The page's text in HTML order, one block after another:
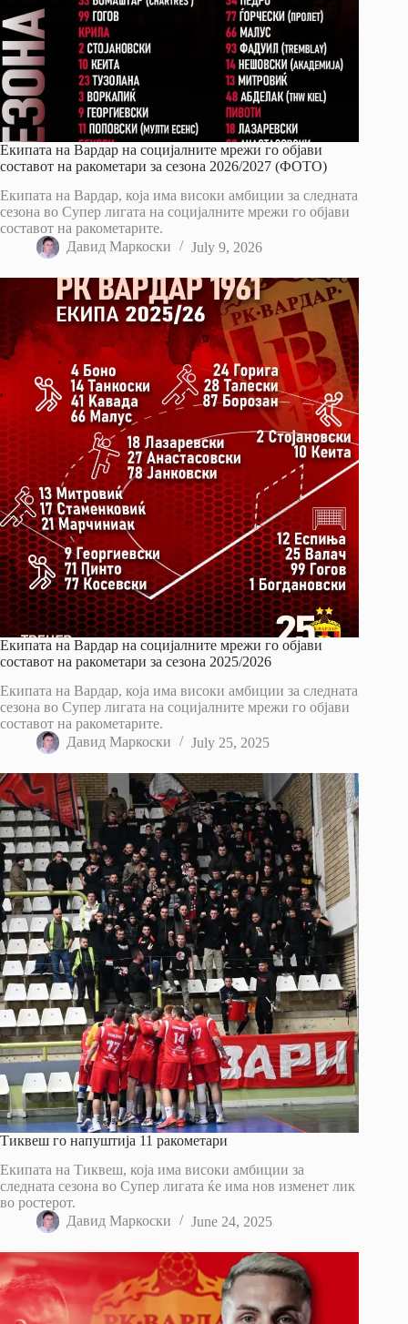
Екипата на Вардар на социјалните мрежи го објави
составот на ракометари за сезона 2026/2027 (ФОТО)
Екипата на Вардар, која има високи амбиции за следната
сезона во Супер лигата на социјалните мрежи го објави
составот на ракометарите.
Давид Маркоски
July 9, 2026
Екипата на Вардар на социјалните мрежи го објави
составот на ракометари за сезона 2025/2026
Екипата на Вардар, која има високи амбиции за следната
сезона во Супер лигата на социјалните мрежи го објави
составот на ракометарите.
Давид Маркоски
July 25, 2025
Тиквеш го напуштија 11 ракометари
Екипата на Тиквеш, која има високи амбиции за
следната сезона во Супер лигата ќе има нов изменет лик
во ростерот.
Давид Маркоски
June 24, 2025